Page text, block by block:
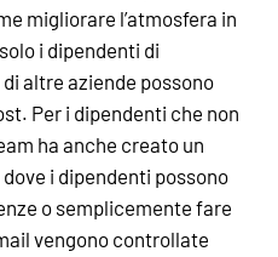
migliorare l’atmosfera in
i dipendenti di
altre aziende possono
Per i dipendenti che non
ha anche creato un
i dipendenti possono
o semplicemente fare
vengono controllate